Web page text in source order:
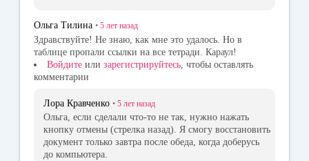
Ольга Тилина • 5 лет назад
Здравствуйте! Не знаю, как мне это удалось. Но в
таблице пропали ссылки на все тетради. Караул!
Войдите или зарегистрируйтесь , чтобы оставлять
комментарии
Лора Кравченко • 5 лет назад
Ольга, если сделали что-то не так, нужно нажать
кнопку отмены (стрелка назад). Я смогу восстановить
документ только завтра после обеда, когда доберусь
до компьютера.